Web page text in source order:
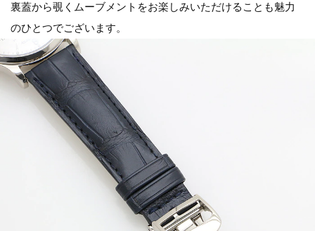
裏蓋から覗くムーブメントをお楽しみいただけることも魅力
のひとつでございます。